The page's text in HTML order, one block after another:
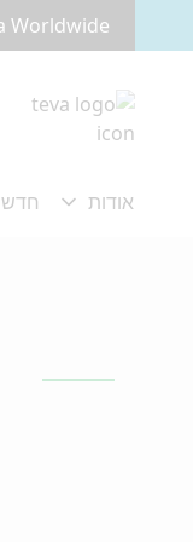
מעבר לתוכןWorldwide